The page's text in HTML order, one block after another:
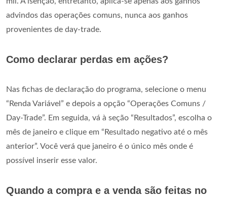
advindos das operações comuns, nunca aos ganhos
provenientes de day-trade.
Como declarar perdas em ações?
Nas fichas de declaração do programa, selecione o menu
“Renda Variável” e depois a opção “Operações Comuns /
Day-Trade”. Em seguida, vá à seção “Resultados”, escolha o
mês de janeiro e clique em “Resultado negativo até o mês
anterior”. Você verá que janeiro é o único mês onde é
possível inserir esse valor.
Quando a compra e a venda são feitas no